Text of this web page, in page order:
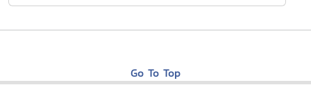
Go To Top